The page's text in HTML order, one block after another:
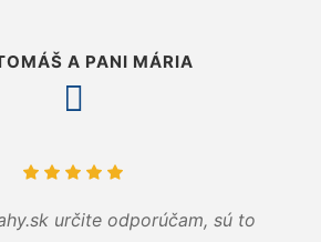
A PANI MÁRIA
určite odporúčam, sú to